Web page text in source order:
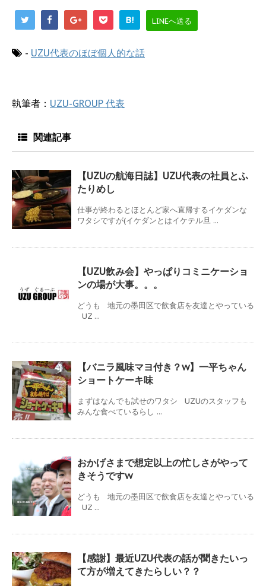
B! LINEへ送る
- UZU代表のほぼ個人的な話
執筆者： UZU-GROUP 代表
関連記事
【UZUの航海日誌】UZU代表の社員とふ
たりめし
仕事が終わるとほとんど家へ直帰するイケダンな
ワタシですが(イケダンとはイケテル旦 ...
【UZU飲み会】やっぱりコミニケーショ
ンの場が大事。。。
どうも 地元の墨田区で飲食店を友達とやっている
UZ ...
【バニラ風味マヨ付き？w】一平ちゃん
ショートケーキ味
まずはなんでも試せのワタシ UZUのスタッフも
みんな食べているらし ...
おかげさまで想定以上の忙しさがやって
きそうですw
どうも 地元の墨田区で飲食店を友達とやっている
UZ ...
【感謝】最近UZU代表の話が聞きたいっ
て方が増えてきたらしい？？